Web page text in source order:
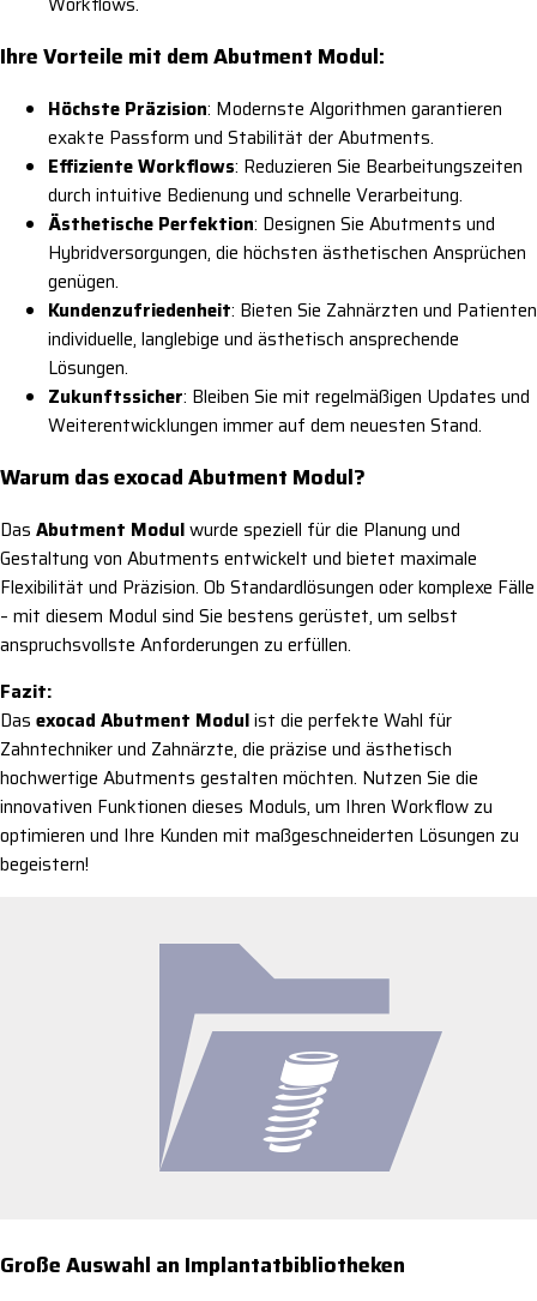
Ihre Vorteile mit dem Abutment Modul:
Höchste Präzision: Modernste Algorithmen garantieren
exakte Passform und Stabilität der Abutments.
Effiziente Workflows: Reduzieren Sie Bearbeitungszeiten
durch intuitive Bedienung und schnelle Verarbeitung.
Ästhetische Perfektion: Designen Sie Abutments und
Hybridversorgungen, die höchsten ästhetischen Ansprüchen
genügen.
Kundenzufriedenheit: Bieten Sie Zahnärzten und Patienten
individuelle, langlebige und ästhetisch ansprechende
Lösungen.
Zukunftssicher: Bleiben Sie mit regelmäßigen Updates und
Weiterentwicklungen immer auf dem neuesten Stand.
Warum das exocad Abutment Modul?
Das Abutment Modulwurde speziell für die Planung und
Gestaltung von Abutments entwickelt und bietet maximale
Flexibilität und Präzision. Ob Standardlösungen oder komplexe Fälle
– mit diesem Modul sind Sie bestens gerüstet, um selbst
anspruchsvollste Anforderungen zu erfüllen.
Fazit:
Das exocad Abutment Modulist die perfekte Wahl für
Zahntechniker und Zahnärzte, die präzise und ästhetisch
hochwertige Abutments gestalten möchten. Nutzen Sie die
innovativen Funktionen dieses Moduls, um Ihren Workflow zu
optimieren und Ihre Kunden mit maßgeschneiderten Lösungen zu
begeistern!
Große Auswahl an Implantatbibliotheken